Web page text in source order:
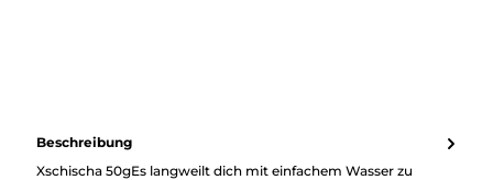
Beschreibung
Xschischa 50gEs langweilt dich mit einfachem Wasser zu